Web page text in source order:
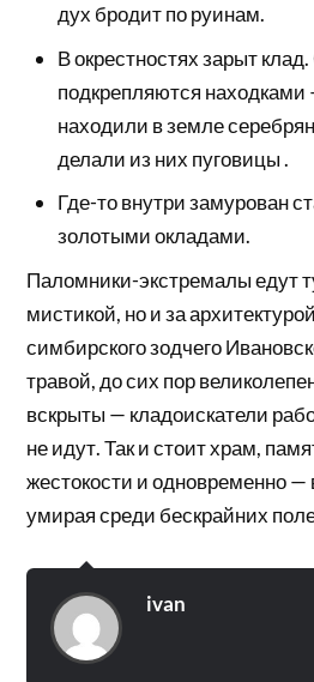
дух бродит по руинам.
В окрестностях зарыт
подкрепляются
находили в земле
делали из них пуговицы .
Где-то внутри замурован
золотыми окладами.
Паломники-экстремалы едут
мистикой, но и за
симбирского зодчего
травой, до сих пор
вскрыты — кладоискатели
не идут. Так и стоит храм,
жестокости и одновременно
умирая среди бескрайних
ivan